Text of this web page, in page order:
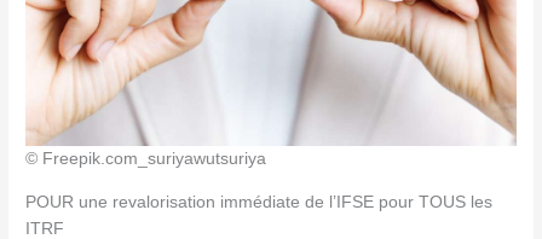
© Freepik.com_suriyawutsuriya
POUR une revalorisation immédiate de l’IFSE pour TOUS les
ITRF